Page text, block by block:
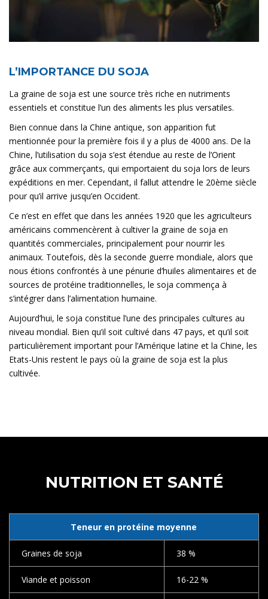
L’IMPORTANCE DU SOJA
La graine de soja est une source très riche en nutriments
essentiels et constitue l’un des aliments les plus versatiles.
Bien connue dans la Chine antique, son apparition fut
mentionnée pour la première fois il y a plus de 4000 ans. De la
Chine, l’utilisation du soja s’est étendue au reste de l’Orient
grâce aux commerçants, qui emportaient du soja lors de leurs
expéditions en mer. Cependant, il fallut attendre le 20ème siècle
pour qu’il arrive jusqu’en Occident.
Ce n’est en effet que dans les années 1920 que les agriculteurs
américains commencèrent à cultiver la graine de soja en
quantités commerciales, principalement pour nourrir les
animaux. Toutefois, dès la seconde guerre mondiale, alors que
nous étions confrontés à une pénurie d’huiles alimentaires et de
sources de protéine traditionnelles, le soja commença à
s’intégrer dans l’alimentation humaine.
Aujourd’hui, le soja constitue l’une des principales cultures au
niveau mondial. Bien qu’il soit cultivé dans 47 pays, et qu’il soit
particulièrement important pour l’Amérique latine et la Chine, les
Etats-Unis restent le pays où la graine de soja est la plus
cultivée.
NUTRITION ET SANTÉ
Teneur en protéine moyenne
Graines de soja 38 %
Viande et poisson 16-22 %